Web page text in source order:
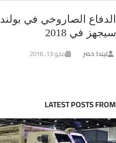
الدفاع الصاروخي في بولندا
سيجهز في 2018
ليندا خضر مايو 13, 2016
LATEST POSTS FROM